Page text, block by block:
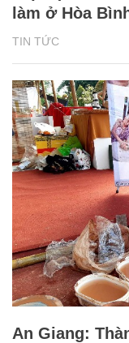
TIN TỨC
làm ở Hòa
An Giang: